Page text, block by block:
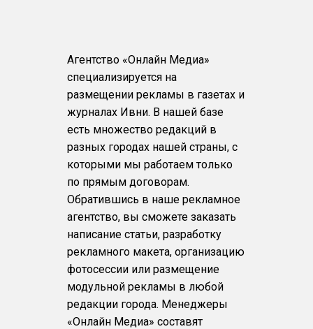
Агентство «Онлайн Медиа»
специализируется на
размещении рекламы в газетах и
журналах Ивни. В нашей базе
есть множество редакций в
разных городах нашей страны, с
которыми мы работаем только
по прямым договорам.
Обратившись в наше рекламное
агентство, вы сможете заказать
написание статьи, разработку
рекламного макета, организацию
фотосессии или размещение
модульной рекламы в любой
редакции города. Менеджеры
«Онлайн Медиа» составят